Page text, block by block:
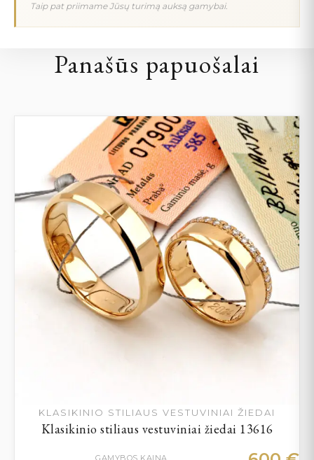
Taip pat priimame Jūsų turimą auksą gamybai.
Panašūs papuošalai
KLASIKINIO STILIAUS VESTUVINIAI ŽIEDAI
Klasikinio stiliaus vestuviniai žiedai 13616